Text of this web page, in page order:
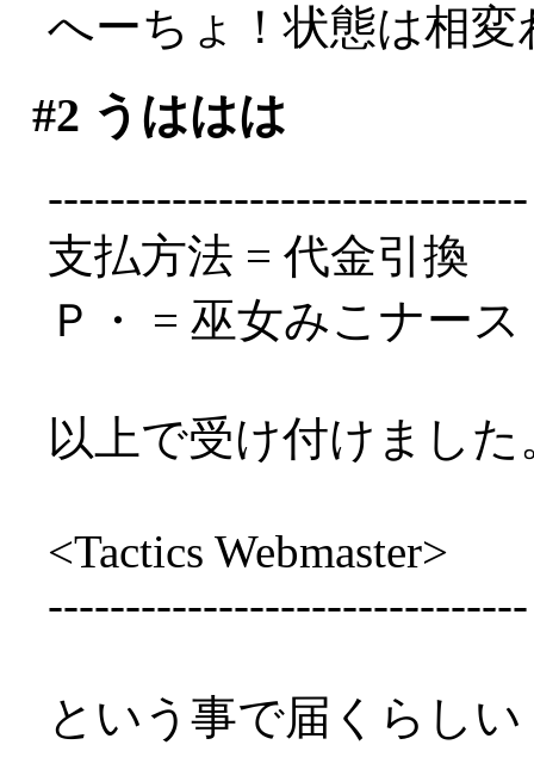
へーちょ！状態は相
#2 うははは
-------------------------------
支払方法 = 代金引換
Ｐ・ = 巫女みこナー
以上で受け付けまし
<Tactics Webmaster>
-------------------------------
という事で届くらし